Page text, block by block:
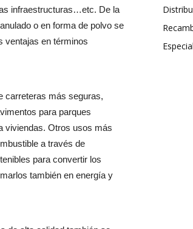
infraestructuras…etc. De la
o en forma de polvo se
ventajas en términos
carreteras más seguras,
para parques
viviendas. Otros usos más
a través de
para convertir los
también en energía y